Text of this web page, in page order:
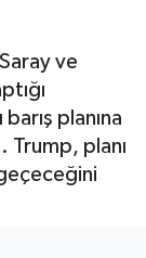
ve
planına
Trump, planı